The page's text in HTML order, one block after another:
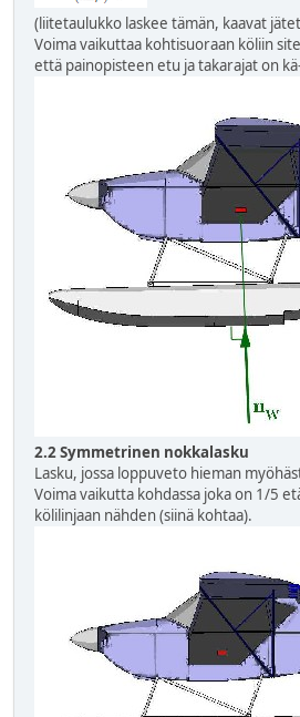
(liitetaulukko laskee tämän, kaavat
Voima vaikuttaa kohtisuoraan köliin
että painopisteen etu ja takarajat on
2.2 Symmetrinen nokkalasku
Lasku, jossa loppuveto hieman
Voima vaikutta kohdassa joka on 1/5
kölilinjaan nähden (siinä kohtaa).